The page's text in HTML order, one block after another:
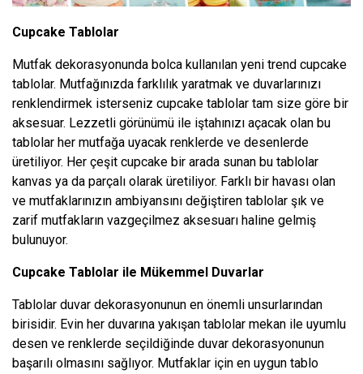
Cupcake Tablolar
Mutfak dekorasyonunda bolca kullanılan yeni trend cupcake
tablolar. Mutfağınızda farklılık yaratmak ve duvarlarınızı
renklendirmek isterseniz cupcake tablolar tam size göre bir
aksesuar. Lezzetli görünümü ile iştahınızı açacak olan bu
tablolar her mutfağa uyacak renklerde ve desenlerde
üretiliyor. Her çeşit cupcake bir arada sunan bu tablolar
kanvas ya da parçalı olarak üretiliyor. Farklı bir havası olan
ve mutfaklarınızın ambiyansını değiştiren tablolar şık ve
zarif mutfakların vazgeçilmez aksesuarı haline gelmiş
bulunuyor.
Cupcake Tablolar ile Mükemmel Duvarlar
Tablolar duvar dekorasyonunun en önemli unsurlarından
birisidir. Evin her duvarına yakışan tablolar mekan ile uyumlu
desen ve renklerde seçildiğinde duvar dekorasyonunun
başarılı olmasını sağlıyor. Mutfaklar için en uygun tablo